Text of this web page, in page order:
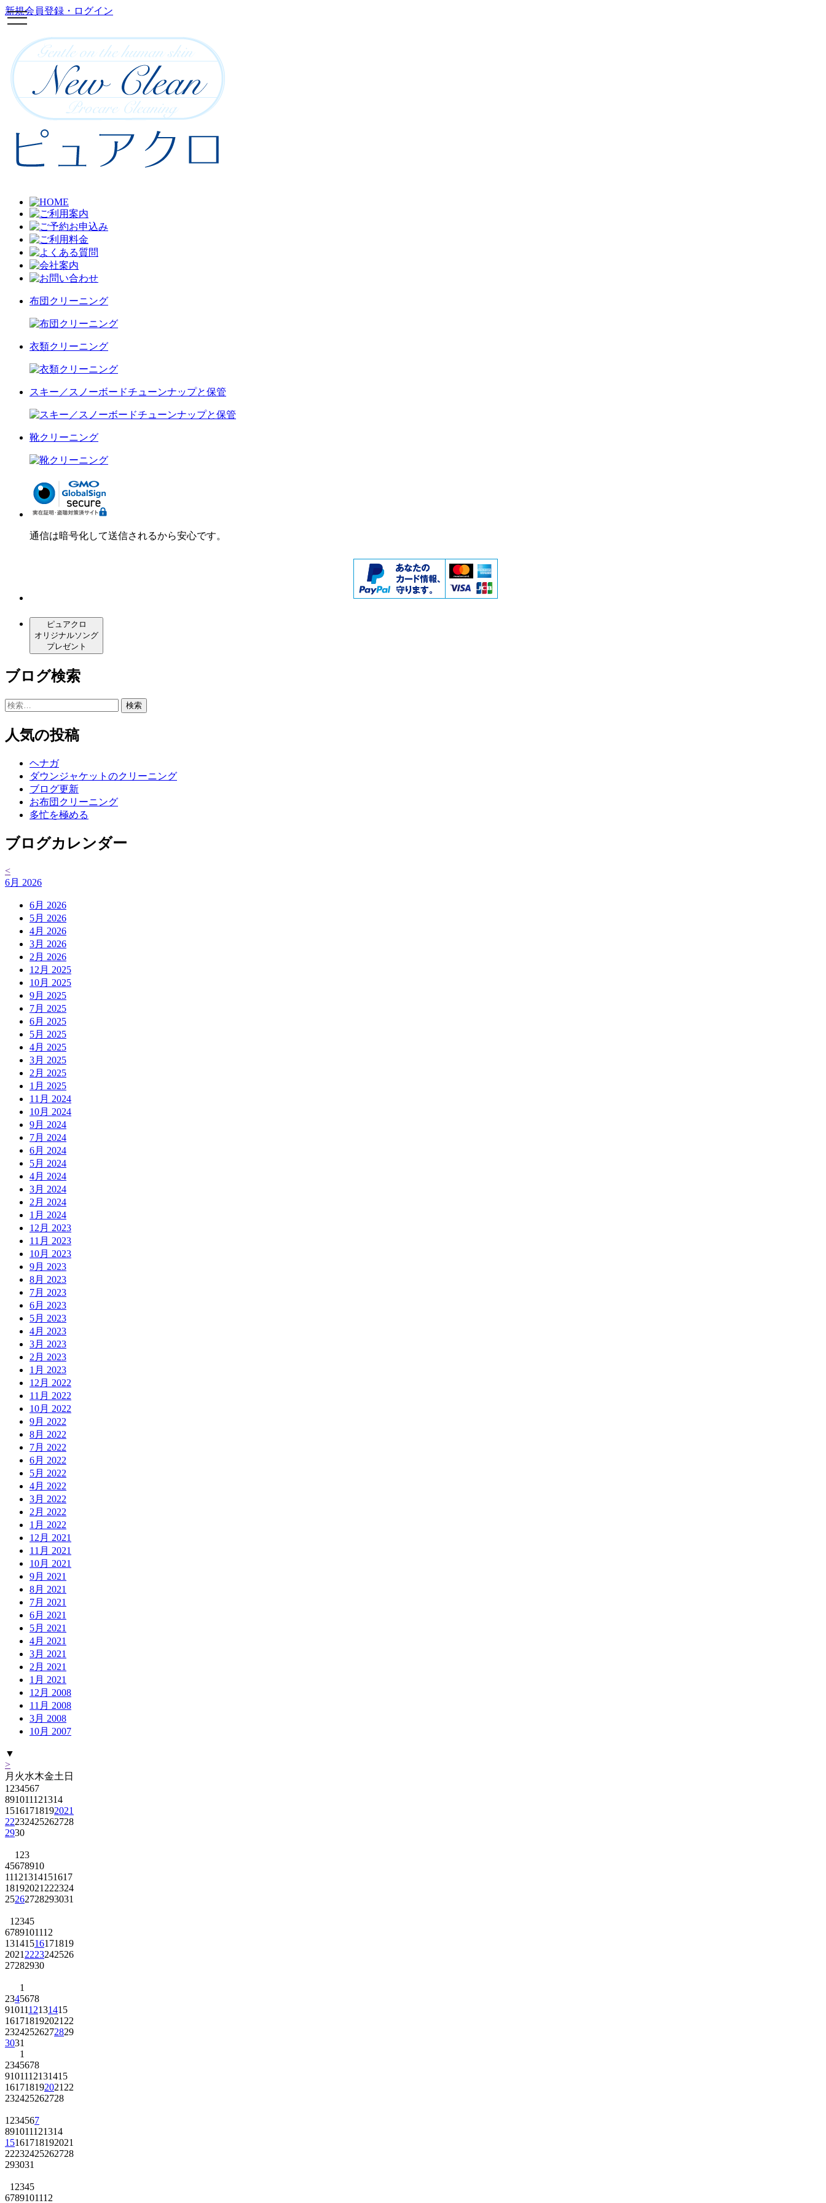
新規会員登録・ログイン
toggle
navigation
布団クリーニング
衣類クリーニング
スキー／スノーボードチューンナップと保管
靴クリーニング
通信は暗号化して送信されるから安心です。
ピュアクロ
オリジナルソング
プレゼント
ブログ検索
検
人気の投稿
ヘナガ
ダウンジャケットのクリーニング
ブログ更新
お布団クリーニング
多忙を極める
ブログカレンダー
<
6月 2026
6月 2026
5月 2026
4月 2026
3月 2026
2月 2026
12月 2025
10月 2025
9月 2025
7月 2025
6月 2025
5月 2025
4月 2025
3月 2025
2月 2025
1月 2025
11月 2024
10月 2024
9月 2024
7月 2024
6月 2024
5月 2024
4月 2024
3月 2024
2月 2024
1月 2024
12月 2023
11月 2023
10月 2023
9月 2023
8月 2023
7月 2023
6月 2023
5月 2023
4月 2023
3月 2023
2月 2023
1月 2023
12月 2022
11月 2022
10月 2022
9月 2022
8月 2022
7月 2022
6月 2022
5月 2022
4月 2022
3月 2022
2月 2022
1月 2022
12月 2021
11月 2021
10月 2021
9月 2021
8月 2021
7月 2021
6月 2021
5月 2021
4月 2021
3月 2021
2月 2021
1月 2021
12月 2008
11月 2008
3月 2008
10月 2007
▼
>
月 火水木金土 日
1 234567
891011121314
15161718192021
22232425262728
2930
1 23
45678910
11121314151617
18192021 222324
25262728293031
1 2345
6789101112
13141516171819
2021 2223242526
27282930
1
2345678
9101112131415
161718192021 22
23242526272829
3031
1
2345678
9101112131415
161718192021 22
232425262728
1 234567
891011121314
15161718192021
22232425262728
293031
1 2345
6789101112